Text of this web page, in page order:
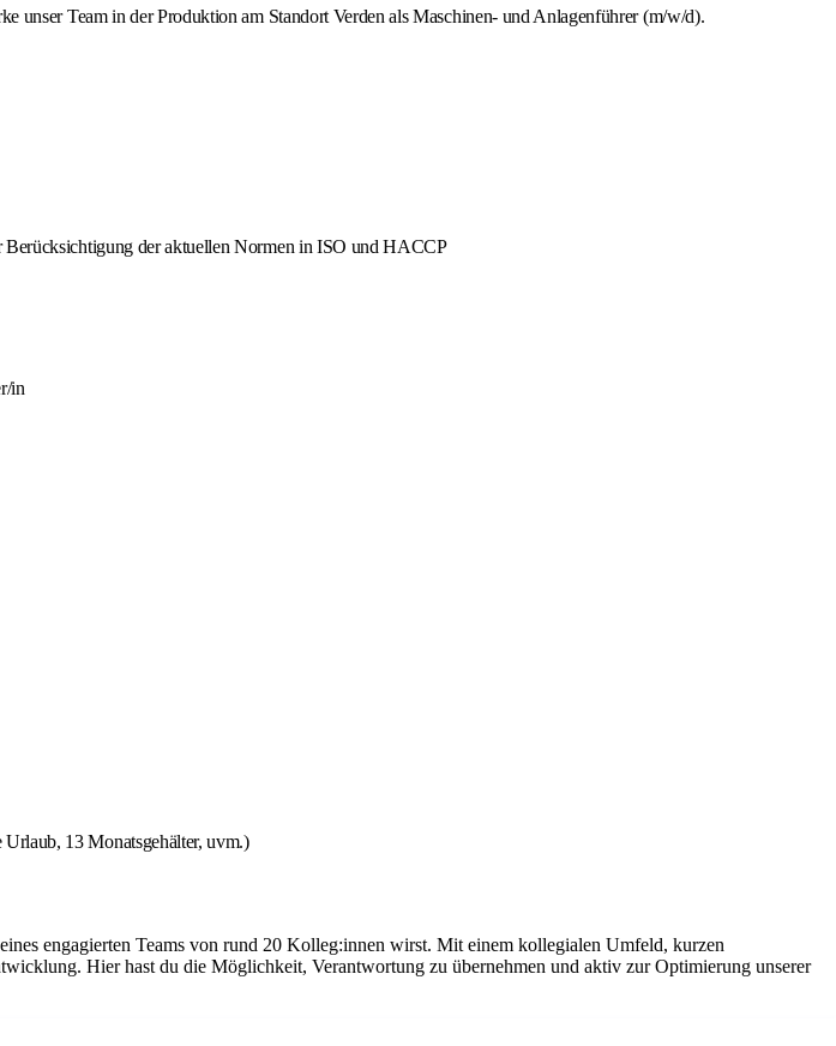
unser Team in der Produktion am Standort Verden als Maschinen- und Anlagenführer (m/w/d).
Berücksichtigung der aktuellen Normen in ISO und HACCP
in
13 Monatsgehälter, uvm.)
engagierten Teams von rund 20 Kolleg:innen wirst. Mit einem kollegialen Umfeld, kurzen
Hier hast du die Möglichkeit, Verantwortung zu übernehmen und aktiv zur Optimierung unserer